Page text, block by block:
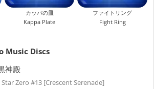
カッパの皿
Kappa Plate
ファイトリング
Fight Ring
Music Discs
神殿
Zero #13 [Crescent Serenade]